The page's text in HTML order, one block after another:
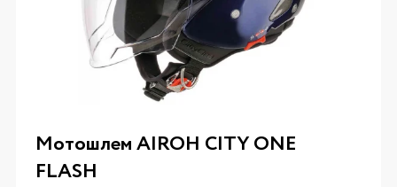
Мотошлем AIROH CITY ONE
FLASH